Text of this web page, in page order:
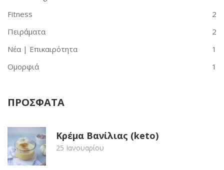
Fitness
2
Πειράματα
2
Νέα | Επικαιρότητα
1
Ομορφιά
1
ΠΡΟΣΦΑΤΑ
Κρέμα Βανίλιας (keto)
25 Ιανουαρίου